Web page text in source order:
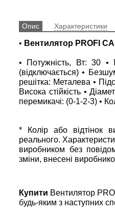
Опис Характеристики
• Вентилятор PROFI
• Потужність, Вт: 30 •
(відключається) •
решітка: Металева •
Висока стійкість •
перемикачі: (0-1-2-3) •
* Колір або відтінок
реального.
виробником без
зміни, внесені
Купити Вентилятор
будь-яким з наступних